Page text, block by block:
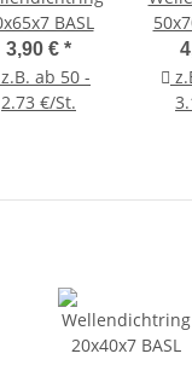
BASL
3,90 € *
ab 50 -
2.73 €/St.